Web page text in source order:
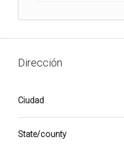
Dirección
Ciudad
State/county